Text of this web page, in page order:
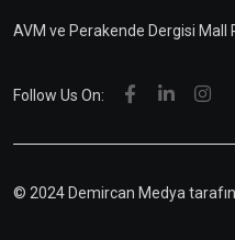
AVM ve Perakende Dergisi Mall
Follow Us On:
© 2024 Demircan Medya